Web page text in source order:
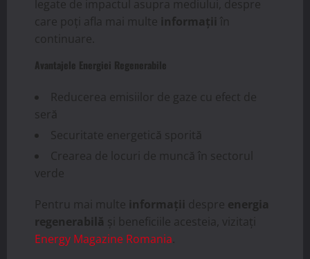
legate de impactul asupra mediului, despre
care poți afla mai multe informații în
continuare.
Avantajele Energiei Regenerabile
Reducerea emisiilor de gaze cu efect de
seră
Securitate energetică sporită
Crearea de locuri de muncă în sectorul
verde
Pentru mai multe informații despre energia
regenerabilă și beneficiile acesteia, vizitați
Energy Magazine Romania